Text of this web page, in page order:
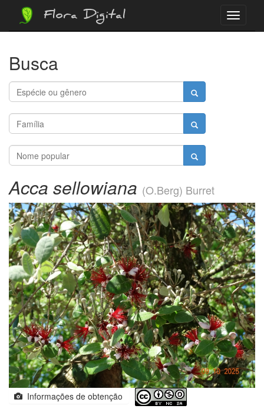
Menu
Flora Digital
Busca
Acca sellowiana (O.Berg) Burret
Informações de obtenção